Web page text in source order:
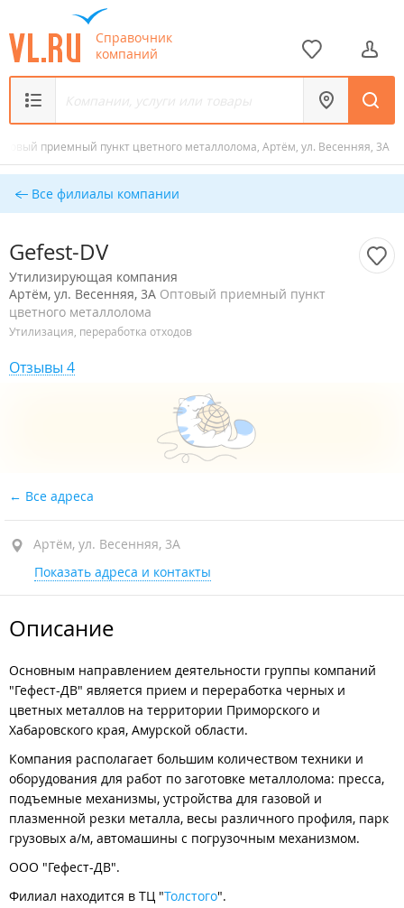
Справочник
компаний
приемный пункт цветного металлолома, Артём, ул. Весенняя, 3А
Все филиалы компании
Gefest-DV
Утилизирующая компания
Артём, ул. Весенняя, 3А Оптовый приемный пункт
цветного металлолома
Утилизация, переработка отходов
Отзывы 4
Все адреса
Артём, ул. Весенняя, 3А
Показать адреса и контакты
Описание
Основным направлением деятельности группы компаний
"Гефест-ДВ" является прием и переработка черных и
цветных металлов на территории Приморского и
Хабаровского края, Амурской области.
Компания располагает большим количеством техники и
оборудования для работ по заготовке металлолома: пресса,
подъемные механизмы, устройства для газовой и
плазменной резки металла, весы различного профиля, парк
грузовых а/м, автомашины с погрузочным механизмом.
ООО "Гефест-ДВ".
Филиал находится в ТЦ "Толстого".